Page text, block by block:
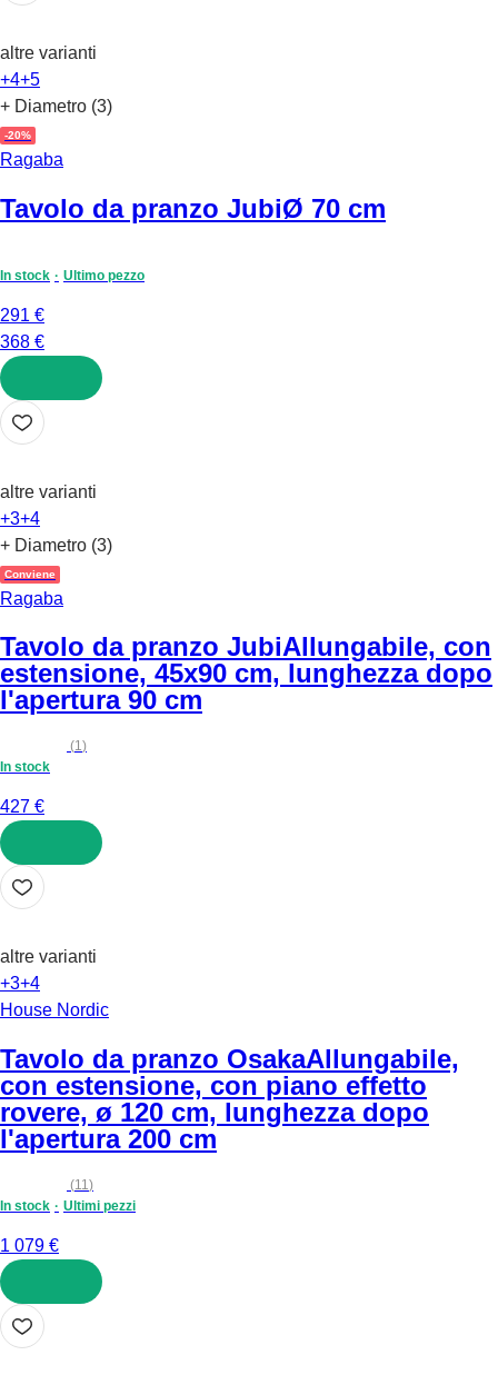
altre varianti
+4+5
+ Diametro (3)
-20%
Ragaba
Tavolo da pranzo JubiØ 70 cm
In stock Ultimo pezzo
291 €
368 €
AGGIUNGI
altre varianti
+3+4
+ Diametro (3)
Conviene
Ragaba
Tavolo da pranzo JubiAllungabile, con
estensione, 45x90 cm, lunghezza dopo
l'apertura 90 cm
(1)
In stock
427 €
AGGIUNGI
altre varianti
+3+4
House Nordic
Tavolo da pranzo OsakaAllungabile,
con estensione, con piano effetto
rovere, ø 120 cm, lunghezza dopo
l'apertura 200 cm
(11)
In stock
Ultimi pezzi
1 079 €
AGGIUNGI